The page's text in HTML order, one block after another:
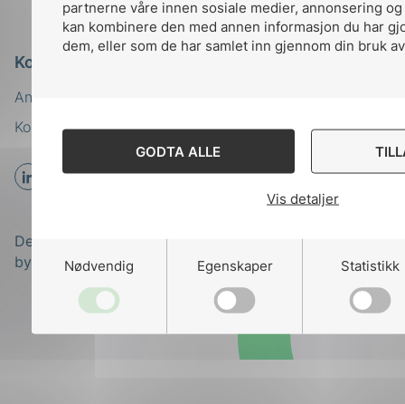
partnerne våre innen sosiale medier, annonsering
kan kombinere den med annen informasjon du har
dem, eller som de har samlet inn gjennom din bruk
GODTA ALLE
Vis detaljer
Nødvendig Egenskaper Statistikk
Kontakt oss
Ansatte
nek@nek.no
Kontakt
Designed and developed
by
Stem Agency